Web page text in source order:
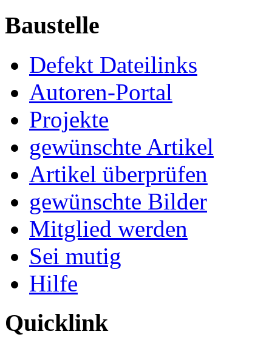
Baustelle
Defekt Dateilinks
Autoren-Portal
Projekte
gewünschte Artikel
Artikel überprüfen
gewünschte Bilder
Mitglied werden
Sei mutig
Hilfe
Quicklink